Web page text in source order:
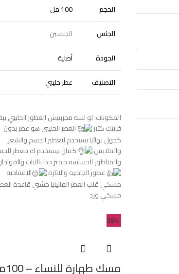
الحجم
100 مل
الجنس
للجنسين
الجودة
أصلية
التصنيف
عطر حليبي
المكونات: لو لسه مجربتيش العطور الحليبي
فايتك كتير
العطر الحليبي هو عطر بدون
كحول نهائيا يستخدم لتعطير الجسم والشعر
والملابس
كمان بيستخدم ك معطر
والمناطق الحساسه مميز جدا بالثبات
عطور الجاذبيه والاثارة
الافتتاحية
مسكي قلب العطر الفانيليا خشبي قاعدة
مسكي ورد
-38%
مسك